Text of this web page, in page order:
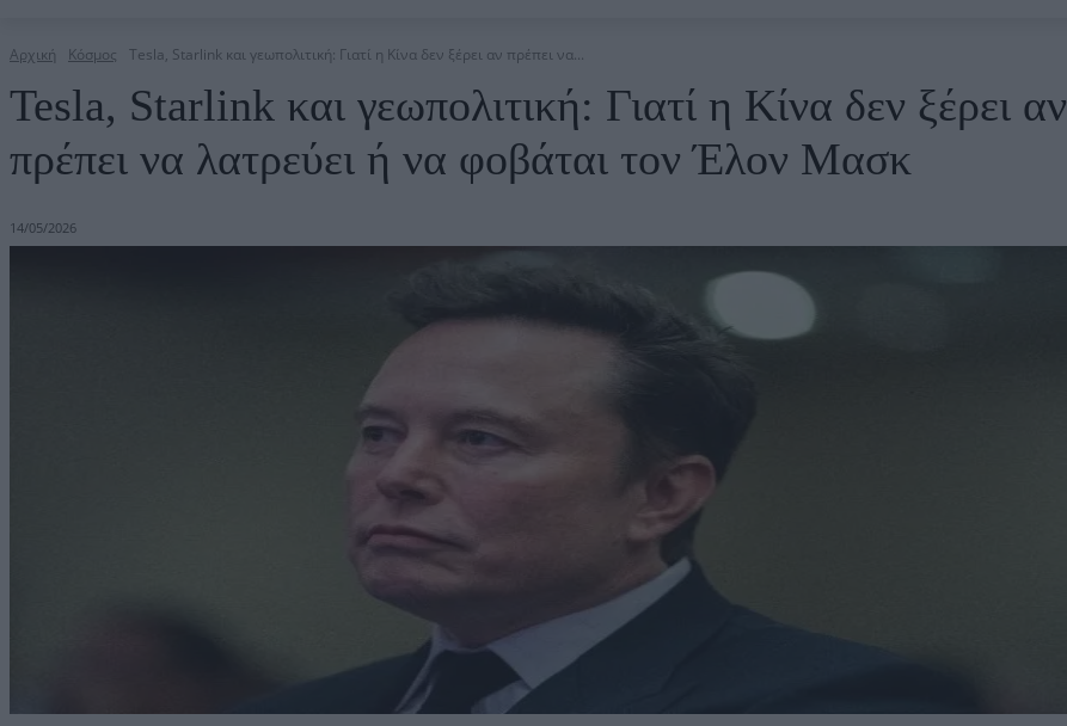
Αρχική Κόσμος Tesla, Starlink και γεωπολιτική: Γιατί η Κίνα δεν ξέρει αν πρέπει να...
Tesla, Starlink και γεωπολιτική: Γιατί η Κίνα δεν ξέρει αν
πρέπει να λατρεύει ή να φοβάται τον Έλον Μασκ
14/05/2026